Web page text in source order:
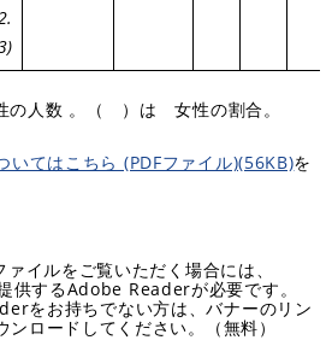
の人数 。（ ）は 女性の割合。
いてはこちら (PDFファイル)(56KB)を
ァイルをご覧いただく場合には、
供するAdobe Readerが必要です。
をお持ちでない方は、バナーのリン
ンロードしてください。（無料）